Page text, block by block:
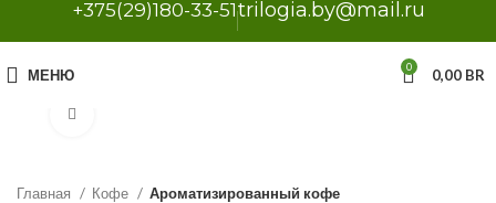
+375(29)180-33-51trilogia.by@mail.ru
МЕНЮ 0 0,00 BR
Главная Кофе Ароматизированный кофе